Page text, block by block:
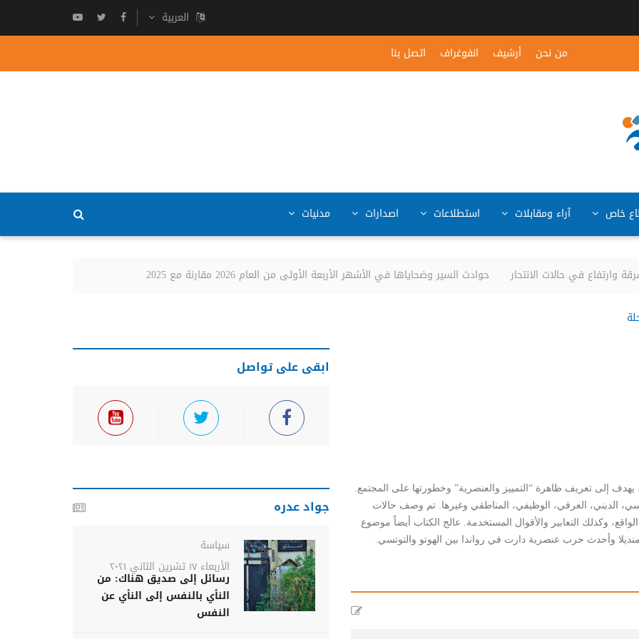
العربية
من نحن
أرشيف انفوغراف اتصل بنا
خاص آراء ومقابلات استطلاعات اصدارات مدنيات
حوادث السير وضحاياها في الأشهر الأربعة الأولى من العام 2026 مقارنة مع 2025 وارتفاع في حالات الانتحار
للشباب الذين تراوح أعمارهم بين 14 و18 سنة. يهدف إلى تعريف ظاهرة “التمييز والعنصرية” وخطورتها على المجتمع.
الديني، العرقي، الوظيفي، المناطقي وغيرها. تم وصف حالات
وكذلك التعابير والأقوال المستخدمة. عالج الكتاب أيضاً موضوع
وأحدث حرب عنصرية دارت في رواندا بين الهوتو والتوتسي.
ابقى على تواصل
جواد عدره
سياسة
الأربعاء ١٧ تشرين الثاني ٢٠٢١
رسائل إلى صديق هناك: من
النأي بالنفس إلى النأي عن
النفس